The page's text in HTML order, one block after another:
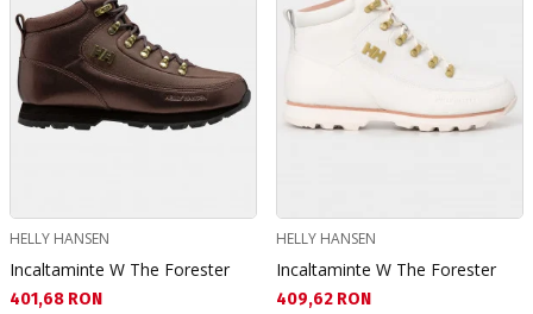
HELLY HANSEN
Incaltaminte W The Forester
Текуща цена:
401,68 RON
HELLY HANSEN
Incaltaminte W The Forester
Текуща цена:
409,62 RON